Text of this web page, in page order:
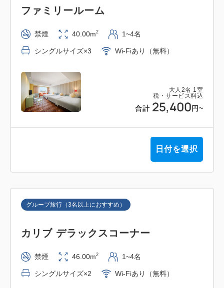
ございます。あらかじめご了承ください。
※当日、入店時間に間に合わず、お召し上がり頂けな
い場合でも、代金の返金はございません。
ご宿泊のお客様に（添い寝を除く）ユニバーサル・ス
※現地支払いの場合は、チェックイン時に宿泊代金の
※有料人数1名につき添寝のお子さまは1名までとな
ります。なお、Partyルームでの添寝は安全上2名ま
大人 2名 1室
税・サービス料込
合計 25,400 円~
ファミリールーム
禁煙 40.00m2 1~4名
シングルサイズ×3 Wi-Fiあり（無料）
日付を選択
グループ旅行（3名以上におすすめ）
カリブ デラックスコーナー
禁煙 46.00m2 1~4名
シングルサイズ×2 Wi-Fiあり（無料）